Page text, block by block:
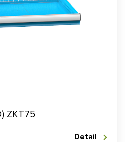
ZKT75
Detail